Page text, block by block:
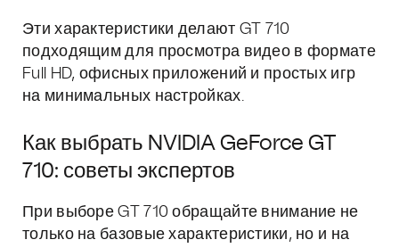
Эти характеристики делают GT 710
подходящим для просмотра видео в формате
Full HD, офисных приложений и простых игр
на минимальных настройках.
Как выбрать NVIDIA GeForce GT
710: советы экспертов
При выборе GT 710 обращайте внимание не
только на базовые характеристики, но и на